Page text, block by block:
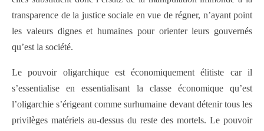
transparence de la justice sociale en vue de régner, n’ayant point
les valeurs dignes et humaines pour orienter leurs gouvernés
qu’est la société.
Le pouvoir oligarchique est économiquement élitiste car il
s’essentialise en essentialisant la classe économique qu’est
l’oligarchie s’érigeant comme surhumaine devant détenir tous les
privilèges matériels au-dessus du reste des mortels. Le pouvoir